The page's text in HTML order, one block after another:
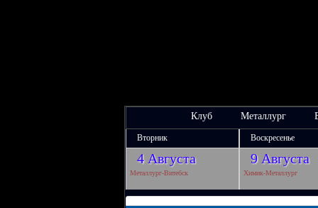
Клуб Металлург
Вторник Воскресенье
4 Августа 9 Августа
Металлург-Витебск Химик-Металлург